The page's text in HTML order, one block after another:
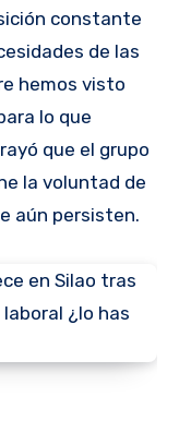
constante
de las
hemos visto
lo que
que el grupo
la voluntad de
aún persisten.